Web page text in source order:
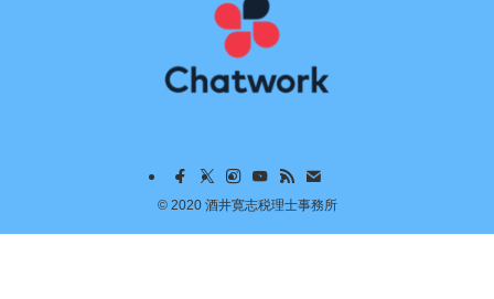
©2020 酒井寛志税理士事務所